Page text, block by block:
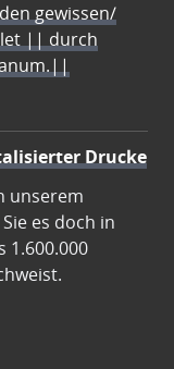
gewissen/
|| durch
Drucke
unserem
es doch in
1.600.000